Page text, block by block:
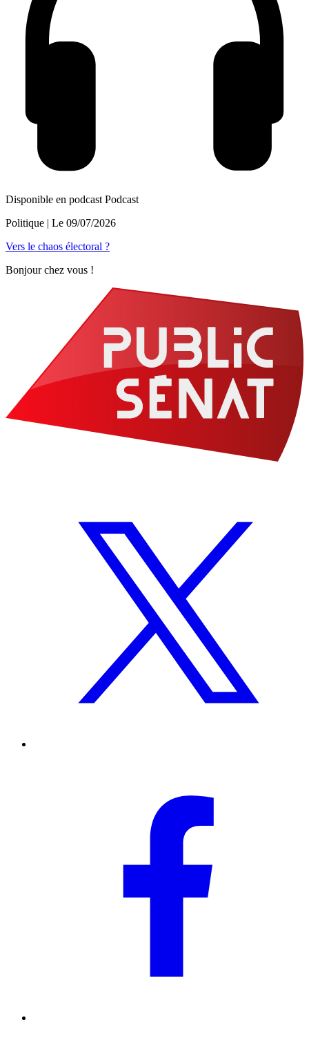
Disponible en podcast Podcast
Politique | Le 09/07/2026
Vers le chaos électoral ?
Bonjour chez vous !